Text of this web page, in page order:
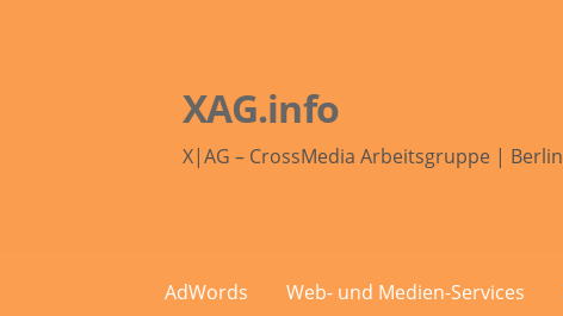
XAG.info
X|AG – CrossMedia Arbeitsgruppe | Berlin
AdWords Web- und Medien-Services